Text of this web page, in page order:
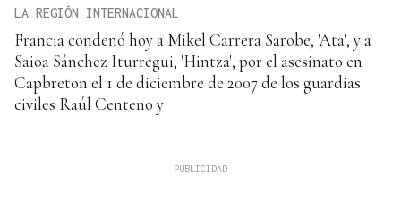
LA REGIÓN INTERNACIONAL
Francia condenó hoy a Mikel Carrera Sarobe, 'Ata', y a
Saioa Sánchez Iturregui, 'Hintza', por el asesinato en
Capbreton el 1 de diciembre de 2007 de los guardias
civiles Raúl Centeno y